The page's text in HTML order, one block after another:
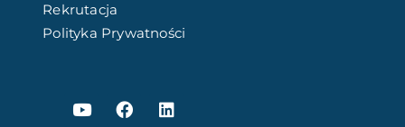
Rekrutacja
Polityka Prywatności